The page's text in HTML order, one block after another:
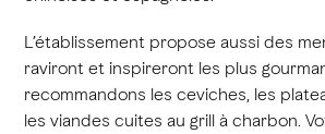
L’établissement propose aussi des
raviront et inspireront les plus
recommandons les ceviches, les
les viandes cuites au grill à charbon.